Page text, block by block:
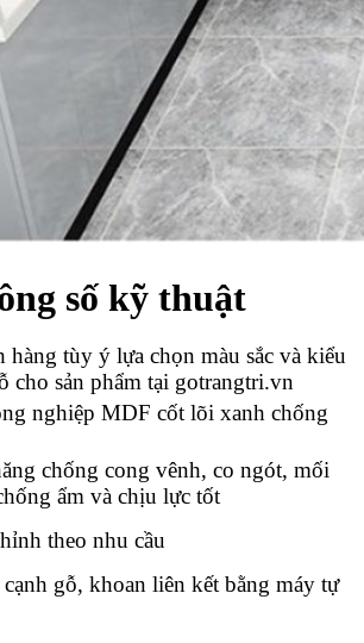
số kỹ thuật
hàng tùy ý lựa chọn màu sắc và kiểu
cho sản phẩm tại gotrangtri.vn
nghiệp MDF cốt lõi xanh chống
chống cong vênh, co ngót, mối
ẩm và chịu lực tốt
theo nhu cầu
gỗ, khoan liên kết bằng máy tự